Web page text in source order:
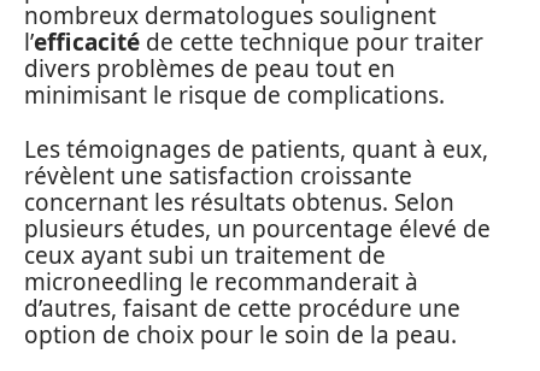
nombreux dermatologues soulignent
l’efficacité de cette technique pour traiter
divers problèmes de peau tout en
minimisant le risque de complications.
Les témoignages de patients, quant à eux,
révèlent une satisfaction croissante
concernant les résultats obtenus. Selon
plusieurs études, un pourcentage élevé de
ceux ayant subi un traitement de
microneedling le recommanderait à
d’autres, faisant de cette procédure une
option de choix pour le soin de la peau.